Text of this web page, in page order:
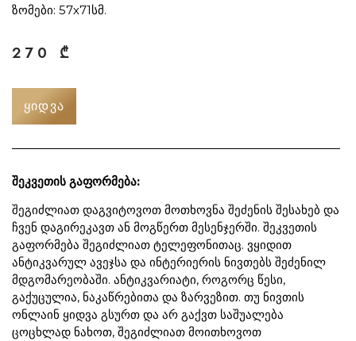
ზომები: 57х71სმ.
270 ₾
ᲧᲘᲓᲕᲐ
შეკვეთის გაფორმება:
შეგიძლიათ დაგვიტოვოთ მოთხოვნა შეძენის შესახებ და
ჩვენ დაგირეკავთ ან მოგწერთ მესენჯერში. შეკვეთის
გაფორმება შეგიძლიათ ტელეფონითაც. ვყიდით
ანტიკვარულ ავეჯსა და ინტერიერის ნივთებს შეძენილ
მდგომარეობაში. ანტიკვარიატი, როგორც წესი,
გაქუცულია, ნაკაწრებითა და ზარვეზით. თუ ნივთის
ონლაინ ყიდვა გსურთ და არ გაქვთ საშუალება
ცოცხლად ნახოთ, შეგიძლიათ მოითხოვოთ